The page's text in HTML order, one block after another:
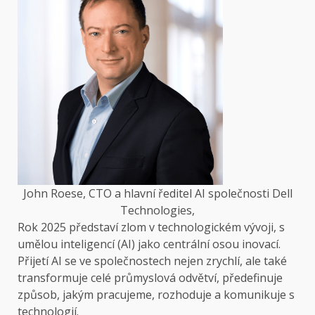
John Roese, CTO a hlavní ředitel AI společnosti Dell
Technologies,
Rok 2025 představí zlom v technologickém vývoji, s
umělou inteligencí (AI) jako centrální osou inovací.
Přijetí AI se ve společnostech nejen zrychlí, ale také
transformuje celé průmyslová odvětví, předefinuje
způsob, jakým pracujeme, rozhoduje a komunikuje s
technologií.